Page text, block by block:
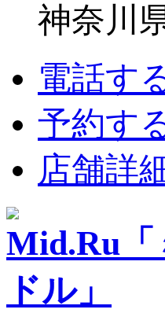
神奈川
電話す
予約す
店舗詳